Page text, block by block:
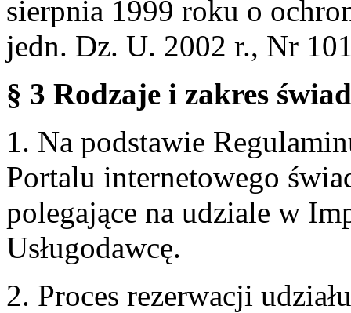
sierpnia 1999 roku o
jedn. Dz. U. 2002 r., Nr
§ 3 Rodzaje i zakres
1. Na podstawie
Portalu internetowego
polegające na udziale w
Usługodawcę.
2. Proces rezerwacji